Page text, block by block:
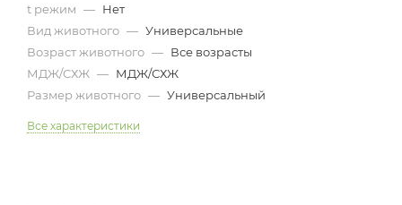
t режим — Нет
Вид животного — Универсальные
Возраст животного — Все возрасты
МДЖ/СХЖ — МДЖ/СХЖ
Размер животного — Универсальный
Все характеристики